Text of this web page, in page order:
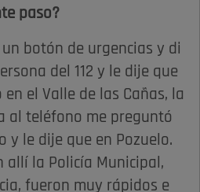
paso?
botón de urgencias y di
del 112 y le dije que
el Valle de las Cañas, la
al teléfono me preguntó
y le dije que en Pozuelo.
allí la Policía Municipal,
fueron muy rápidos e